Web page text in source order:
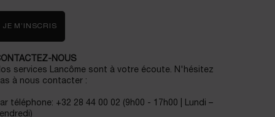
JE M’INSCRIS
NOUS
services Lancôme sont à votre écoute. N'hésitez
à nous contacter :
téléphone: +32 28 44 00 02 (9h00 - 17h00 | Lundi –